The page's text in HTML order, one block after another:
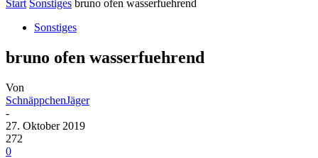
Start Sonstiges bruno ofen wasserfuehrend
Sonstiges
bruno ofen wasserfuehrend
Von
SchnäppchenJäger
-
27. Oktober 2019
272
0